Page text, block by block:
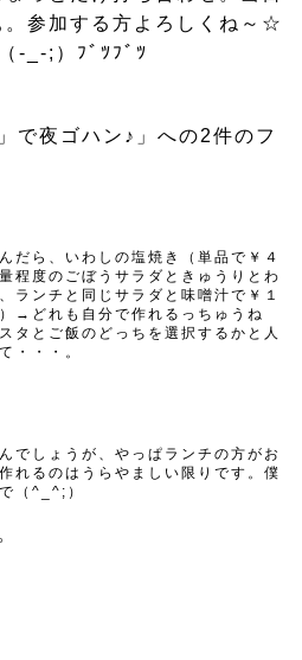
。参加する方よろしくね～☆
-_-;）ﾌﾞﾂﾌﾞﾂ
で夜ゴハン♪」への2件のフ
だら、いわしの塩焼き（単品で￥４
程度のごぼうサラダときゅうりとわ
ランチと同じサラダと味噌汁で￥１
→どれも自分で作れるっちゅうね
タとご飯のどっちを選択するかと人
・・・。
でしょうが、やっぱランチの方がお
れるのはうらやましい限りです。僕
（^_^;）